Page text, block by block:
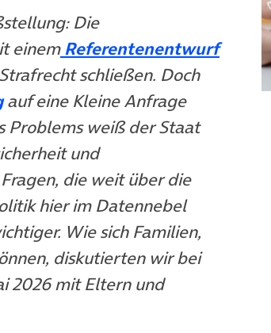
Die
einem Referentenentwurf
Tab)schließen. Doch
(öffnet in neuem Tab)
auf eine Kleine Anfrage
Problems weiß der Staat
und
die weit über die
hier im Datennebel
Wie sich Familien,
diskutierten wir bei
2026 mit Eltern und